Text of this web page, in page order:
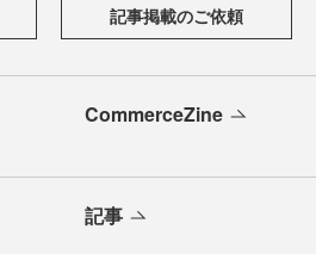
記事掲載のご依頼
CommerceZine
記事